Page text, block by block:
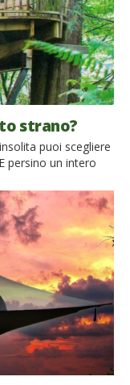
strano?
puoi scegliere
persino un intero
dedicata al
di ViaggiVerdi.
sono: […]